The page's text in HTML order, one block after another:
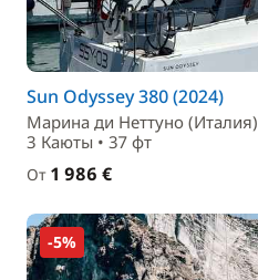
Sun Odyssey 380 (2024)
Марина ди Неттуно (Италия)
3 Каюты • 37 фт
От 1 986 €
-5%